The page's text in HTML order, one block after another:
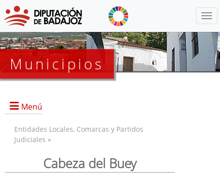
Municipios
Menú
Entidades Locales, Comarcas y Partidos
Judiciales »
Cabeza del Buey